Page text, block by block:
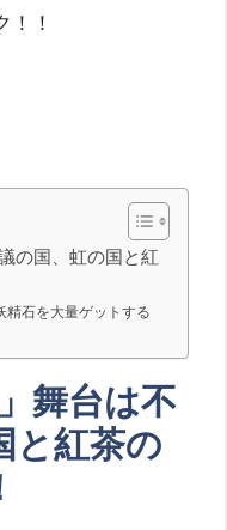
！
の国、虹の国と紅
石を大量ゲットする
舞台は不
と紅茶の